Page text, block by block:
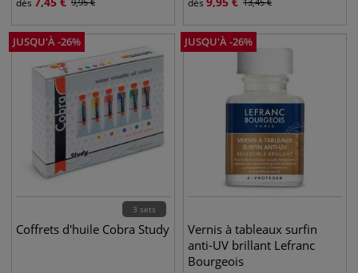
dès dès
JUSQU'À-26%
3 sets
Coffrets d'huile Cobra Study
JUSQU'À-26%
Vernis à tableaux surfin
anti-UV brillant Lefranc
Bourgeois